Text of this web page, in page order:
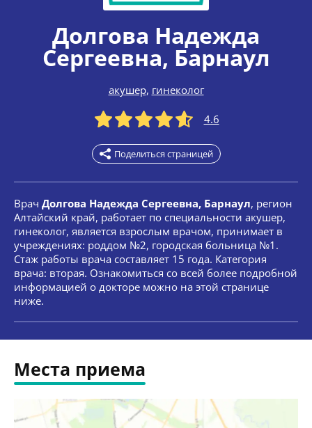
Долгова Надежда
Сергеевна, Барнаул
акушер, гинеколог
4.6
Поделиться страницей
Врач Долгова Надежда Сергеевна, Барнаул, регион
Алтайский край, работает по специальности акушер,
гинеколог, является взрослым врачом, принимает в
учреждениях: роддом №2, городская больница №1.
Стаж работы врача составляет 15 года. Категория
врача: вторая. Ознакомиться со всей более подробной
информацией о докторе можно на этой странице
ниже.
Места приема